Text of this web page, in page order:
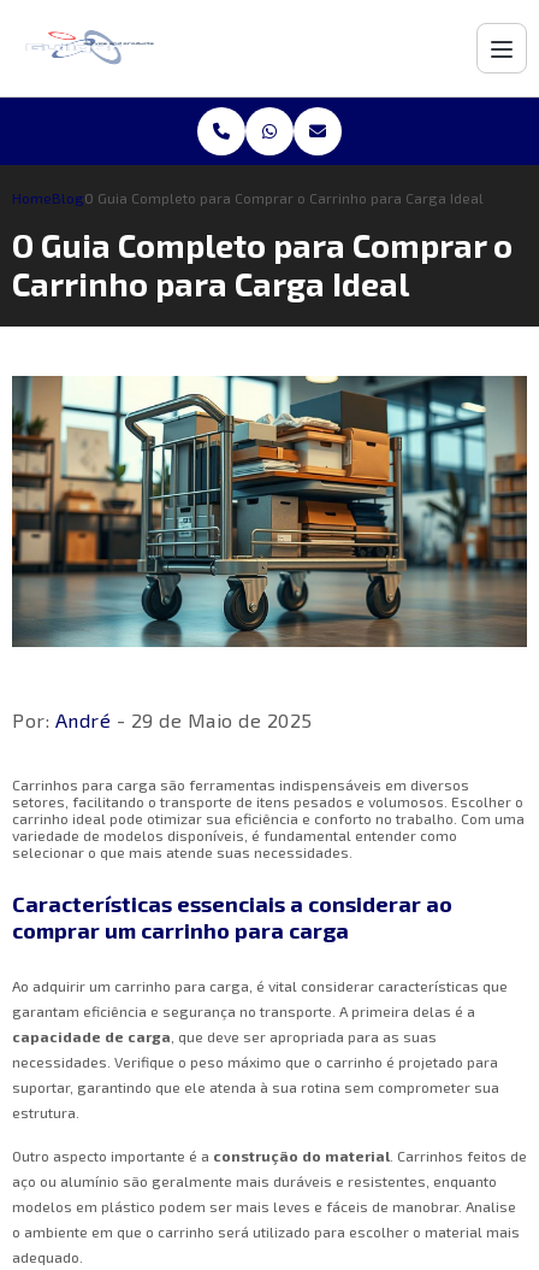
HomeBlogO Guia Completo para Comprar o Carrinho para Carga Ideal
O Guia Completo para Comprar o
Carrinho para Carga Ideal
Por: André - 29 de Maio de 2025
Carrinhos para carga são ferramentas indispensáveis em diversos
setores, facilitando o transporte de itens pesados e volumosos. Escolher o
carrinho ideal pode otimizar sua eficiência e conforto no trabalho. Com uma
variedade de modelos disponíveis, é fundamental entender como
selecionar o que mais atende suas necessidades.
Características essenciais a considerar ao
comprar um carrinho para carga
Ao adquirir um carrinho para carga, é vital considerar características que
garantam eficiência e segurança no transporte. A primeira delas é a
capacidade de carga , que deve ser apropriada para as suas
necessidades. Verifique o peso máximo que o carrinho é projetado para
suportar, garantindo que ele atenda à sua rotina sem comprometer sua
estrutura.
Outro aspecto importante é a construção do material . Carrinhos feitos de
aço ou alumínio são geralmente mais duráveis e resistentes, enquanto
modelos em plástico podem ser mais leves e fáceis de manobrar. Analise
o ambiente em que o carrinho será utilizado para escolher o material mais
adequado.